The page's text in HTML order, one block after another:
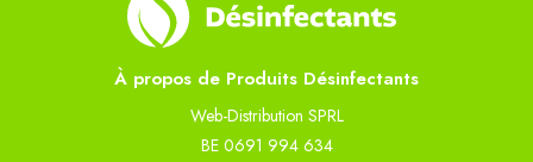
À propos de Produits Désinfectants
Web-Distribution SPRL
BE 0691 994 634